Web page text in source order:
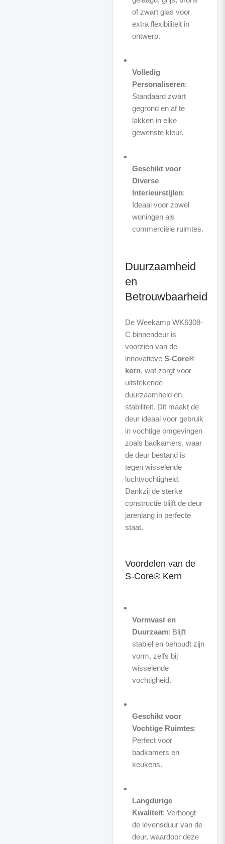
of zwart glas voor
extra flexibiliteit in
ontwerp.
Volledig
Personaliseren:
Standaard zwart
gegrond en af te
lakken in elke
gewenste kleur.
Geschikt voor
Diverse
Interieurstijlen:
Ideaal voor zowel
woningen als
commerciële ruimtes.
Duurzaamheid
en
Betrouwbaarheid
De Weekamp WK6308-
C binnendeur is
voorzien van de
innovatieve S-Core®
kern, wat zorgt voor
uitstekende
duurzaamheid en
stabiliteit. Dit maakt de
deur ideaal voor gebruik
in vochtige omgevingen
zoals badkamers, waar
de deur bestand is
tegen wisselende
luchtvochtigheid.
Dankzij de sterke
constructie blijft de deur
jarenlang in perfecte
staat.
Voordelen van de
S-Core® Kern
Vormvast en
Duurzaam: Blijft
stabiel en behoudt zijn
vorm, zelfs bij
wisselende
vochtigheid.
Geschikt voor
Vochtige Ruimtes:
Perfect voor
badkamers en
keukens.
Langdurige
Kwaliteit: Verhoogt
de levensduur van de
deur, waardoor deze